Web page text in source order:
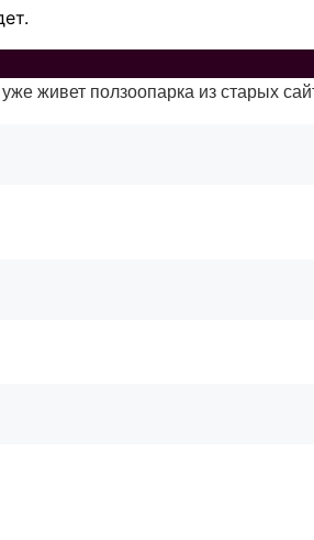
живет ползоопарка из старых